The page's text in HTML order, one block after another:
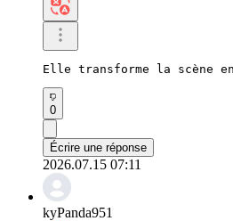
Elle transforme la scène
0
Écrire une réponse
2026.07.15 07:11
kyPanda951